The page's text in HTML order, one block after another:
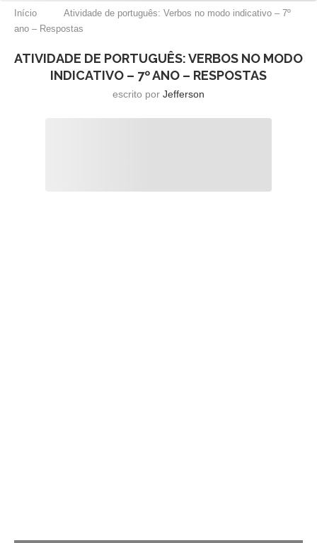
Início
Atividade de português: Verbos no modo indicativo – 7º
ano – Respostas
ATIVIDADE DE PORTUGUÊS: VERBOS NO MODO
INDICATIVO – 7º ANO – RESPOSTAS
escrito por Jefferson